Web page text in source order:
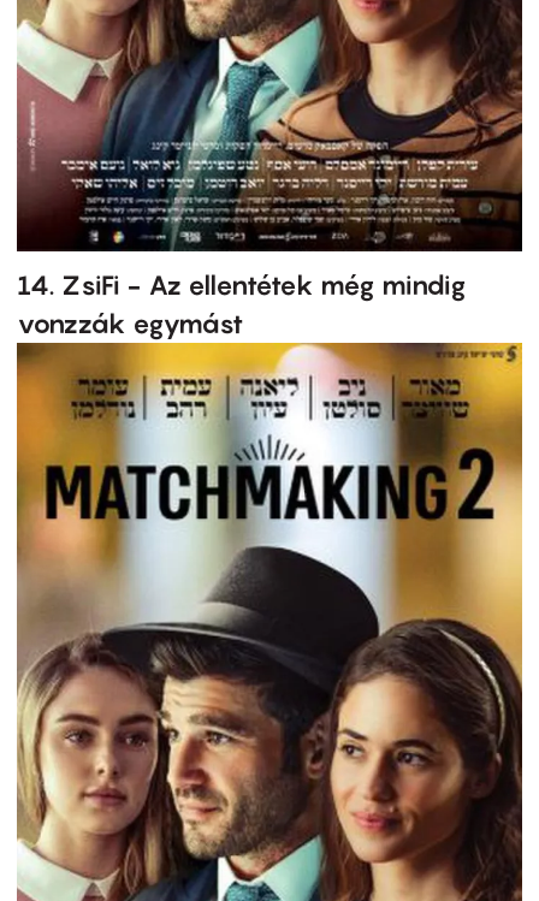
14. ZsiFi - Az ellentétek még mindig
vonzzák egymást